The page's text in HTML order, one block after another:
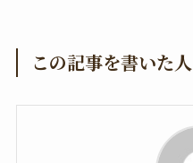
この記事を書いた人